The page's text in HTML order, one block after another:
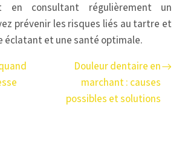
en consultant régulièrement un
prévenir les risques liés au tartre et
éclatant et une santé optimale.
Douleur dentaire en
marchant : causes
possibles et solutions